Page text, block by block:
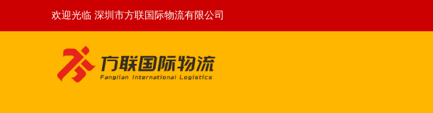
欢迎光临 深圳市方联国际物流有限公司